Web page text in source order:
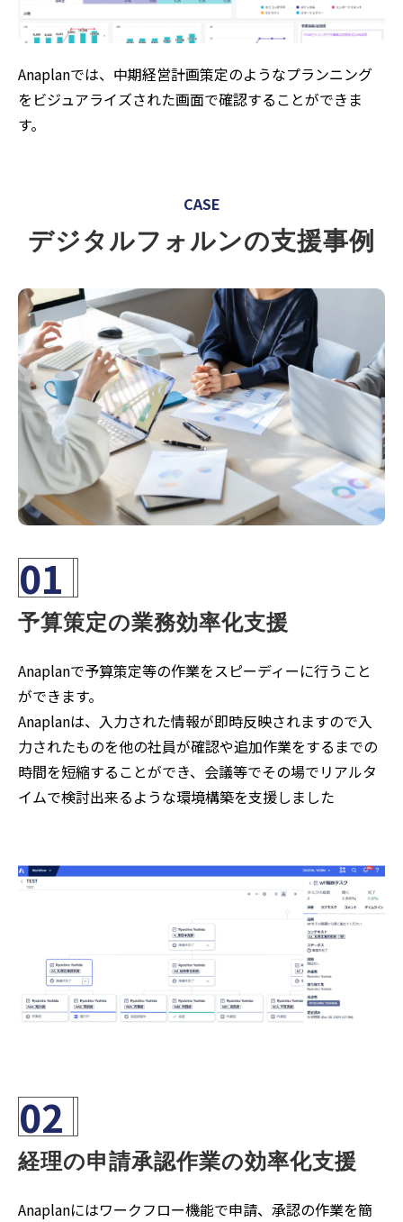
Anaplanでは、中期経営計画策定のようなプランニング
をビジュアライズされた画面で確認することができま
す。
CASE
デジタルフォルンの支援事例
01
予算策定の業務効率化支援
Anaplanで予算策定等の作業をスピーディーに行うこと
ができます。
Anaplanは、入力された情報が即時反映されますので入
力されたものを他の社員が確認や追加作業をするまでの
時間を短縮することができ、会議等でその場でリアルタ
イムで検討出来るような環境構築を支援しました
02
経理の申請承認作業の効率化支援
Anaplanにはワークフロー機能で申請、承認の作業を簡